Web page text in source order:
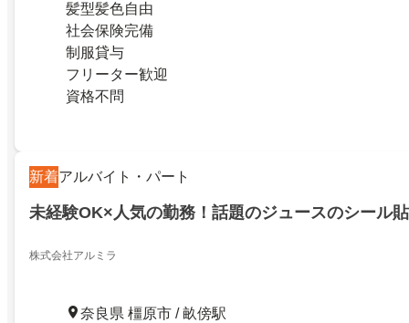
髪型髪色自由
社会保険完備
制服貸与
フリーター歓迎
資格不問
新着アルバイト・パート
未経験OK×人気の勤務！話題のジュースのシール
株式会社アルミラ
奈良県 橿原市 / 畝傍駅